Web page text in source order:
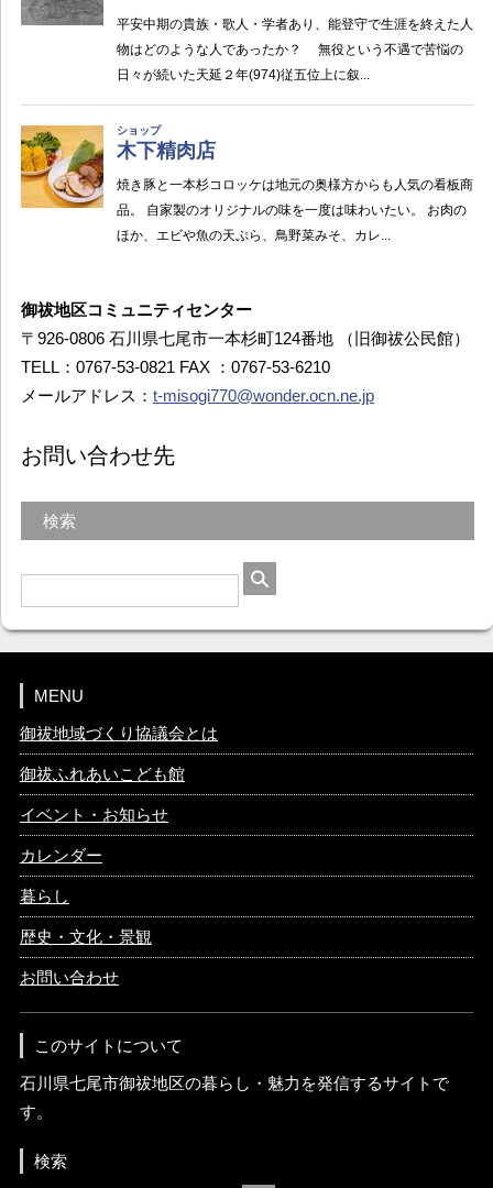
御祓地区コミュニティセンター
〒926-0806 石川県七尾市一本杉町124番地 （旧御祓公民館）
TELL：0767-53-0821 FAX ：0767-53-6210
メールアドレス： t-misogi770@wonder.ocn.ne.jp
お問い合わせ先
検索
MENU
御祓地域づくり協議会とは
御祓ふれあいこども館
イベント・お知らせ
カレンダー
暮らし
歴史・文化・景観
お問い合わせ
このサイトについて
石川県七尾市御祓地区の暮らし・魅力を発信するサイトで
す。
検索